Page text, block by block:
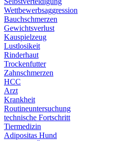
Wettbewerbsaggression
Bauchschmerzen
Gewichtsverlust
Kauspielzeug
Lustlosikeit
Rinderhaut
Trockenfutter
Zahnschmerzen
HCC
Arzt
Krankheit
Routineuntersuchung
technische Fortschritt
Tiermedizin
Adipositas Hund